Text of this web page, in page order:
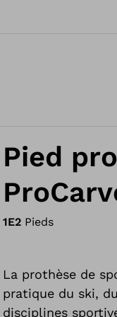
Pied
1E2 Pieds
La prothèse de
pratique du ski,
disciplines